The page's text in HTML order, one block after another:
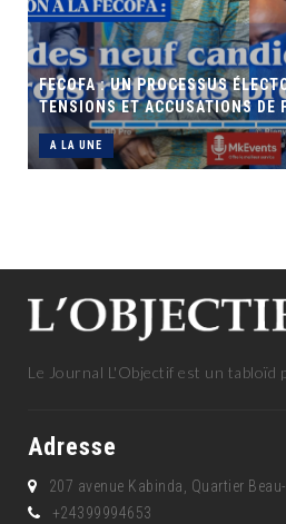
FECOFA : UN PROCESSUS
TENSIONS ET ACCUSATIONS DE
A LA UNE
Le Journal L'Objectif est un tabloïd
Adresse
207 avenue Kabinda, Quartier
+24399994653